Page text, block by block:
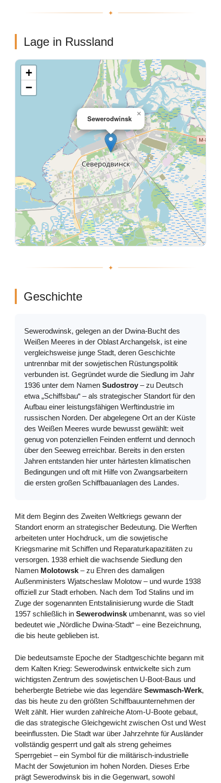
Lage in Russland
Sewerodwinsk
×
+
−
Geschichte
Sewerodwinsk, gelegen an der Dwina-Bucht des
Weißen Meeres in der Oblast Archangelsk, ist eine
vergleichsweise junge Stadt, deren Geschichte
untrennbar mit der sowjetischen Rüstungspolitik
verbunden ist. Gegründet wurde die Siedlung im Jahr
1936 unter dem NamenSudostroy – zu Deutsch
etwa „Schiffsbau“ – als strategischer Standort für den
Aufbau einer leistungsfähigen Werftindustrie im
russischen Norden. Der abgelegene Ort an der Küste
des Weißen Meeres wurde bewusst gewählt: weit
genug von potenziellen Feinden entfernt und dennoch
über den Seeweg erreichbar. Bereits in den ersten
Jahren entstanden hier unter härtesten klimatischen
Bedingungen und oft mit Hilfe von Zwangsarbeitern
die ersten großen Schiffbauanlagen des Landes.
Mit dem Beginn des Zweiten Weltkriegs gewann der
Standort enorm an strategischer Bedeutung. Die Werften
arbeiteten unter Hochdruck, um die sowjetische
Kriegsmarine mit Schiffen und Reparaturkapazitäten zu
versorgen. 1938 erhielt die wachsende Siedlung den
Namen Molotowsk – zu Ehren des damaligen
Außenministers Wjatscheslaw Molotow – und wurde 1938
offiziell zur Stadt erhoben. Nach dem Tod Stalins und im
Zuge der sogenannten Entstalinisierung wurde die Stadt
1957 schließlich in Sewerodwinsk umbenannt, was so viel
bedeutet wie „Nördliche Dwina-Stadt“ – eine Bezeichnung,
die bis heute geblieben ist.
Die bedeutsamste Epoche der Stadtgeschichte begann mit
dem Kalten Krieg: Sewerodwinsk entwickelte sich zum
wichtigsten Zentrum des sowjetischen U-Boot-Baus und
beherbergte Betriebe wie das legendäre Sewmasch-Werk,
das bis heute zu den größten Schiffbauunternehmen der
Welt zählt. Hier wurden zahlreiche Atom-U-Boote gebaut,
die das strategische Gleichgewicht zwischen Ost und West
beeinflussten. Die Stadt war über Jahrzehnte für Ausländer
vollständig gesperrt und galt als streng geheimes
Sperrgebiet – ein Symbol für die militärisch-industrielle
Macht der Sowjetunion im hohen Norden. Dieses Erbe
prägt Sewerodwinsk bis in die Gegenwart, sowohl